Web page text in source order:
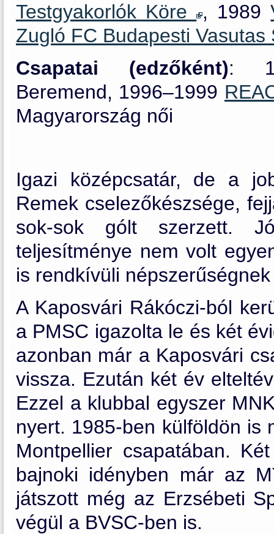
Testgyakorlók Köre , 1989
Zugló FC Budapesti
Csapatai (edzőként):
Beremend, 1996–1999
Magyarország női
Igazi középcsatár, de a
Remek cselezőkészsége,
sok-sok gólt szerzett.
teljesítménye nem volt
is rendkívüli
A Kaposvári Rákóczi-ból
a PMSC igazolta le és két
azonban már a Kaposvári
vissza. Ezután két év
Ezzel a klubbal egyszer
nyert. 1985-ben külföldön is
Montpellier csapatában.
bajnoki idényben már az
játszott még az Erzsébeti
végül a BVSC-ben is.